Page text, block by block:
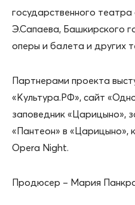
государственного
Э.Сапаева, Башкирского
оперы и балета и других
Партнерами проекта
«Культура.РФ», сайт
заповедник «Царицыно»,
«Пантеон» в «Царицыно»,
Opera Night.
Продюсер – Мария